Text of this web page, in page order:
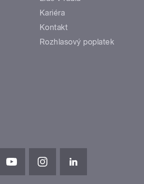
Kariéra
Kontakt
Rozhlasový poplatek